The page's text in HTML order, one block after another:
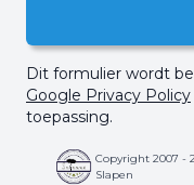
Dit formulier wordt
Google Privacy Policy
toepassing.
Copyright 2007 -
Slapen